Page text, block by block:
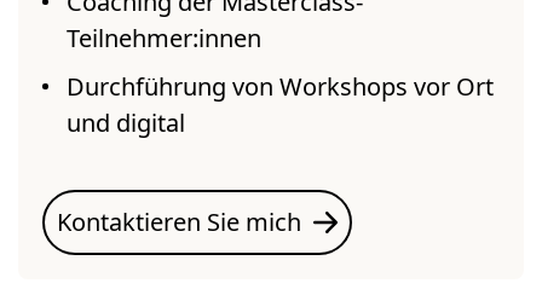
Teilnehmer:innen
Durchführung von Workshops vor Ort
und digital
Kontaktieren Sie mich